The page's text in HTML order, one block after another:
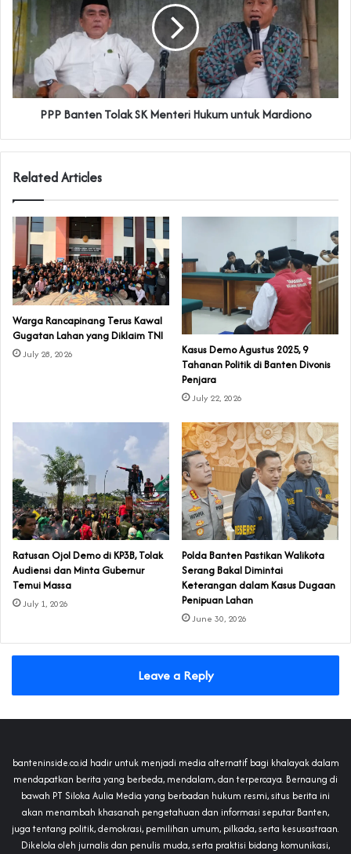
PPP Banten Tolak SK Menteri Hukum untuk Mardiono
Related Articles
‎Warga Rancapinang Terus Kawal
Gugatan Lahan yang Diklaim TNI‎‎
July 28, 2026
‎Kasus Demo Agustus 2025, 9
Tahanan Politik di Banten Divonis
Penjara
July 22, 2026
‎Ratusan Ojol Demo di KP3B, Tolak
Audiensi dan Minta Gubernur
Temui Massa
July 1, 2026
Polda Banten Pastikan Walikota
Serang Bakal Dimintai
Keterangan dalam Kasus Dugaan
Penipuan Lahan
June 30, 2026
Leave a Reply
banteninside.co.id hadir untuk menjadi media alternatif bagi khalayak dalam
mendapatkan berita yang berbeda, mendalam, dan terpercaya. Bernaung di
bawah PT Siloka Aulia Media yang berbadan hukum resmi, situs berita ini
akan menambah khasanah pengetahuan dan informasi seputar Banten,
juga tentang politik, demokrasi, pemilihan umum, pilkada, serta kesusastraan.
Dikelola oleh jurnalis dan penulis muda, serta praktisi bidang komunikasi,